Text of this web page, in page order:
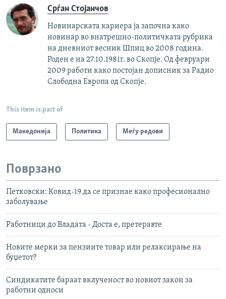
Срѓан Стојанчов
Новинарската кариера ја започна како
новинар во внатрешно-политичката рубрика
на дневниот весник Шпиц во 2008 година.
Роден е на 27.10.1981г. во Скопје. Од февруари
2009 работи како постојан дописник за Радио
Слободна Европа од Скопје.
This item is part of
Македонија Политика Меѓу редови
Поврзано
Петковски: Ковид-19 да се признае како професионално
заболување
Работници до Владата - Доста е, претеравте
Новите мерки за пензиите товар или релаксирање на
буџетот?
Синдикатите бараат вклученост во новиот закон за
работни односи